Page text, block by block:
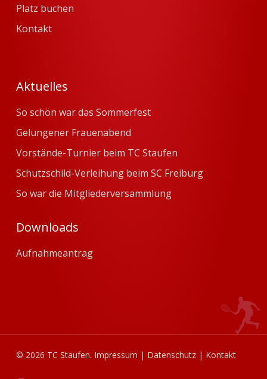
Platz buchen
Kontakt
Aktuelles
So schön war das Sommerfest
Gelungener Frauenabend
Vorstände-Turnier beim TC Staufen
Schutzschild-Verleihung beim SC Freiburg
So war die Mitgliederversammlung
Downloads
Aufnahmeantrag
© 2026 TC Staufen. Impressum | Datenschutz| Kontakt